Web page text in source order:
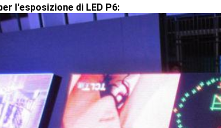
l'esposizione di LED P6: